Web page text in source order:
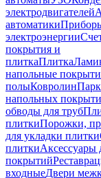
электродвигателей
автоматики
электроэнергии
покрытия и
плиткаПлитка
напольные
полыКовролин
напольных
обводы для труб
плиткиПорожки,
для укладки плитки
плиткиАксессуары
покрытий
входныеДвери